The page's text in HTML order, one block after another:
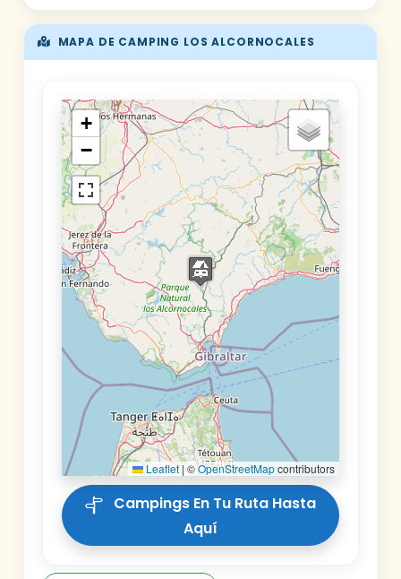
MAPA DE CAMPING LOS ALCORNOCALES
+
−
Leaflet | ©OpenStreetMapcontributors
Aquí